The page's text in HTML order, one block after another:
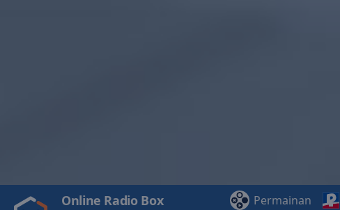
Video
Play
Online Radio Box Permainan